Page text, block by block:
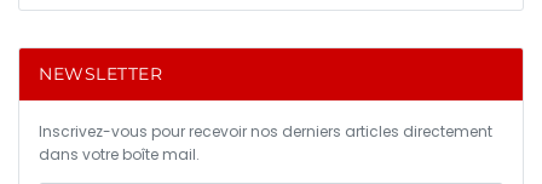
NEWSLETTER
Inscrivez-vous pour recevoir nos derniers articles directement
dans votre boîte mail.